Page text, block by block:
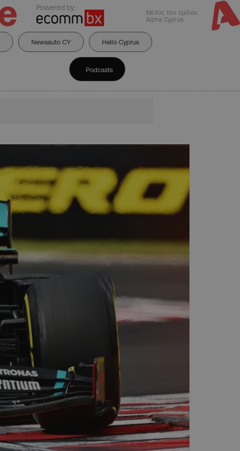
Powered by:
Μέλος του ομίλου
Alpha Cyprus
Newsauto CY Hello Cyprus
Podcasts